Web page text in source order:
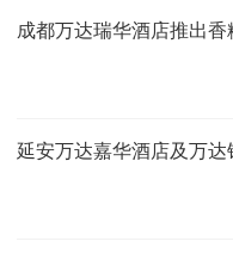
成都万达瑞华酒店推出
延安万达嘉华酒店及万